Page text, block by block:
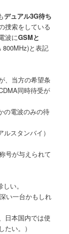
デュアル3G待ち
捜索をしている
波にGSMと
800MHz)と表記
、当方の希望条
同時待受が
の電波のみの待
スタンバイ）
号が与えられて
い。
い一台かもしれ
日本国内では使
い。）